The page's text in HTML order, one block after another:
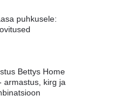
puhkusele:
Bettys Home
armastus, kirg ja